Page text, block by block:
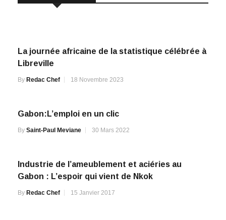
La journée africaine de la statistique célébrée à
Libreville
By Redac Chef 18 Novembre 2023
Gabon:L’emploi en un clic
By Saint-Paul Meviane 30 Mars 2022
Industrie de l’ameublement et aciéries au
Gabon : L’espoir qui vient de Nkok
By Redac Chef 15 Janvier 2017